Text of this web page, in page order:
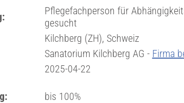
Pflegefachperson für
gesucht
Kilchberg (ZH), Schweiz
Sanatorium Kilchberg AG - Firma
2025-04-22
bis 100%